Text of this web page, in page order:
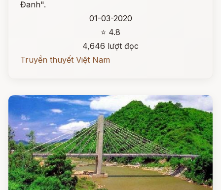
Đanh".
01-03-2020
⭐ 4.8
4,646 lượt đọc
Truyền thuyết Việt Nam